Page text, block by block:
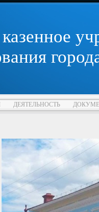
ДЕЯТЕЛЬНОСТЬ